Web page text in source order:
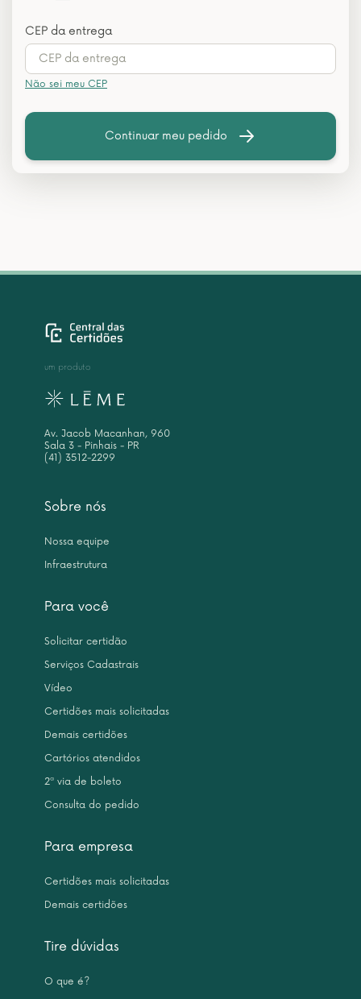
CEP da entrega
Não sei meu CEP
Continuar meu pedido
Sobre nós
Nossa equipe
Infraestrutura
Para você
Solicitar certidão
Serviços Cadastrais
Vídeo
Certidões mais solicitadas
Demais certidões
Cartórios atendidos
2ª via de boleto
Consulta do pedido
Para empresa
Certidões mais solicitadas
Demais certidões
Tire dúvidas
O que é?
um produto
Av. Jacob Macanhan, 960
Sala 3 - Pinhais - PR
(41) 3512-2299